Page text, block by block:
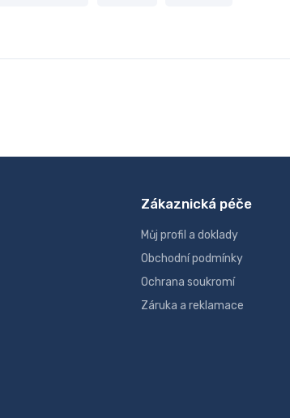
Zákaznická péče
Můj profil a doklady
Obchodní podmínky
Ochrana soukromí
Záruka a reklamace